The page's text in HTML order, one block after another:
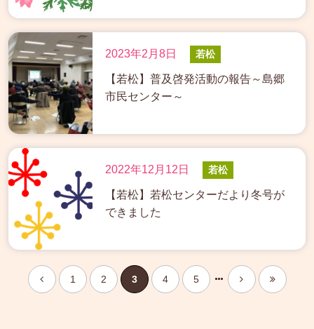
2023年2月8日 若松
【若松】普及啓発活動の報告～島郷
市民センター～
2022年12月12日 若松
【若松】若松センターだより冬号が
できました
1 2 3 4 5